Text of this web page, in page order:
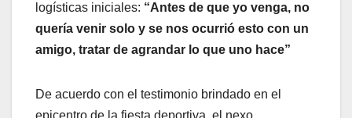
logísticas iniciales: “Antes de que yo venga, no
quería venir solo y se nos ocurrió esto con un
amigo, tratar de agrandar lo que uno hace”
De acuerdo con el testimonio brindado en el